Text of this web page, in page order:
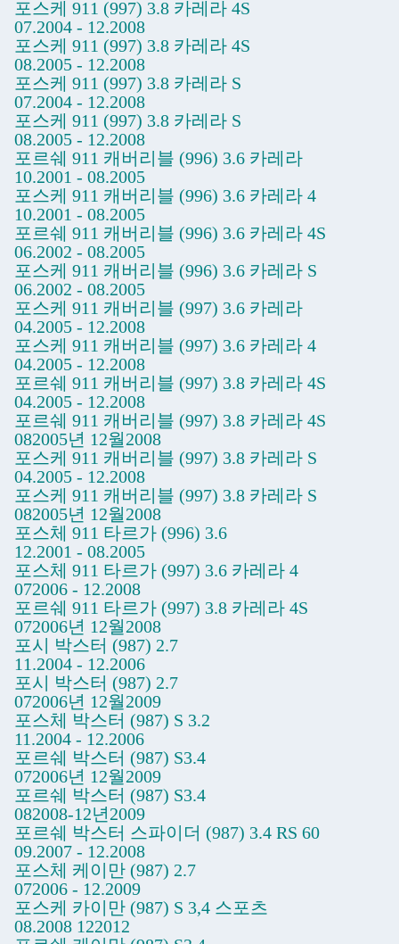
포스케 911 (997) 3.8 카레라 4S
07.2004 - 12.2008
포스케 911 (997) 3.8 카레라 4S
08.2005 - 12.2008
포스케 911 (997) 3.8 카레라 S
07.2004 - 12.2008
포스케 911 (997) 3.8 카레라 S
08.2005 - 12.2008
포르쉐 911 캐버리블 (996) 3.6 카레라
10.2001 - 08.2005
포스케 911 캐버리블 (996) 3.6 카레라 4
10.2001 - 08.2005
포르쉐 911 캐버리블 (996) 3.6 카레라 4S
06.2002 - 08.2005
포스케 911 캐버리블 (996) 3.6 카레라 S
06.2002 - 08.2005
포스케 911 캐버리블 (997) 3.6 카레라
04.2005 - 12.2008
포스케 911 캐버리블 (997) 3.6 카레라 4
04.2005 - 12.2008
포르쉐 911 캐버리블 (997) 3.8 카레라 4S
04.2005 - 12.2008
포르쉐 911 캐버리블 (997) 3.8 카레라 4S
082005년 12월2008
포스케 911 캐버리블 (997) 3.8 카레라 S
04.2005 - 12.2008
포스케 911 캐버리블 (997) 3.8 카레라 S
082005년 12월2008
포스체 911 타르가 (996) 3.6
12.2001 - 08.2005
포스체 911 타르가 (997) 3.6 카레라 4
072006 - 12.2008
포르쉐 911 타르가 (997) 3.8 카레라 4S
072006년 12월2008
포시 박스터 (987) 2.7
11.2004 - 12.2006
포시 박스터 (987) 2.7
072006년 12월2009
포스체 박스터 (987) S 3.2
11.2004 - 12.2006
포르쉐 박스터 (987) S3.4
072006년 12월2009
포르쉐 박스터 (987) S3.4
082008-12년2009
포르쉐 박스터 스파이더 (987) 3.4 RS 60
09.2007 - 12.2008
포스체 케이만 (987) 2.7
072006 - 12.2009
포스케 카이만 (987) S 3,4 스포츠
08.2008 122012